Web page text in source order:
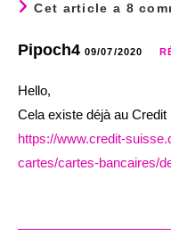
Cet article a 8
Pipoch4 09/07/2020
Hello,
Cela existe déjà au Credit
https://www.credit-
cartes/cartes-bancaires/